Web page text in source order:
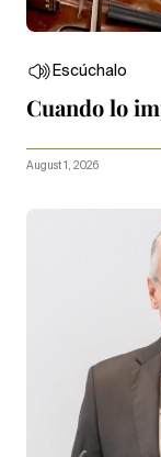
Escúchalo
Cuando lo
August 1, 2026